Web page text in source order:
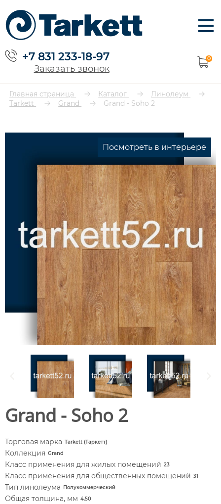
+7 831 233-18-97
Заказать звонок
0
Главная страница Каталог
Линолеум
Tarkett
Grand Grand - Soho 2
Посмотреть в интерьере
Grand - Soho 2
Торговая марка Tarkett (Таркетт)
Коллекция Grand
Класс применения для жилых помещений 23
Класс применения для общественных помещений 31
Тип линолеума Полукоммерческий
Общая толщина, мм 4.50